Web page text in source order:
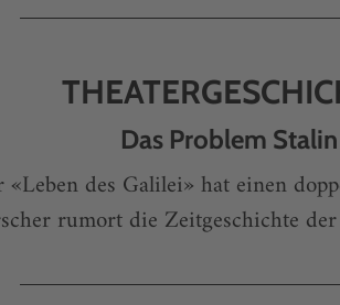
Das Problem Stalin
des Galilei» hat einen
rumort die Zeitgeschichte